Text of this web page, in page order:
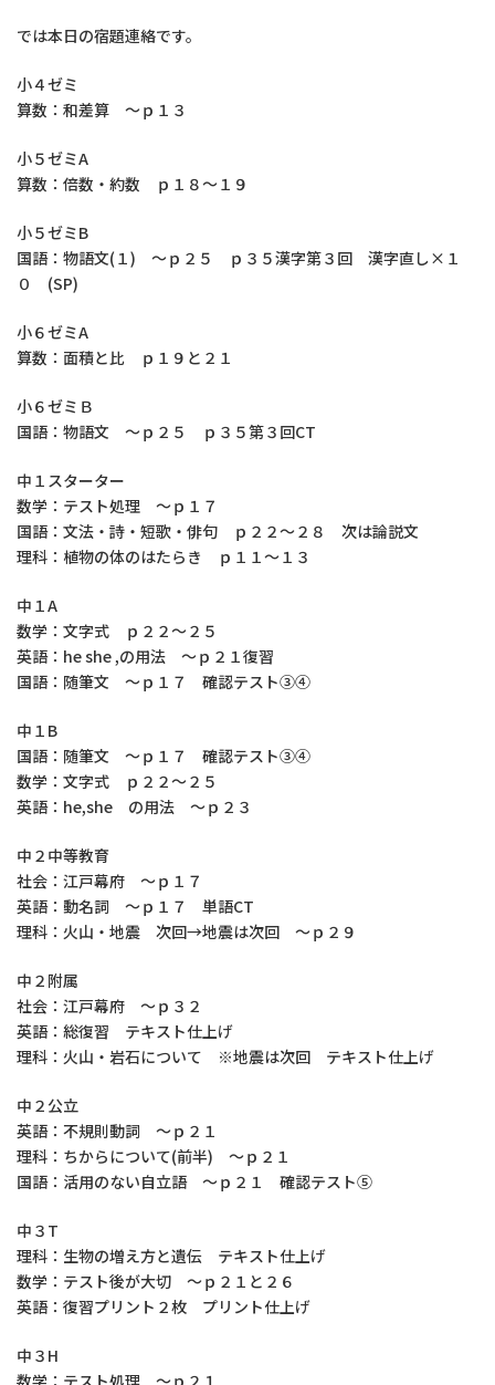
では本日の宿題連絡です。
小４ゼミ
算数：和差算 ～ｐ１３
小５ゼミA
算数：倍数・約数 ｐ１８～１９
小５ゼミB
国語：物語文(１) ～ｐ２５ ｐ３５漢字第３回 漢字直し×１
０ (SP)
小６ゼミA
算数：面積と比 ｐ１９と２１
小６ゼミＢ
国語：物語文 ～ｐ２５ ｐ３５第３回CT
中１スターター
数学：テスト処理 ～ｐ１７
国語：文法・詩・短歌・俳句 ｐ２２～２８ 次は論説文
理科：植物の体のはたらき ｐ１１～１３
中１A
数学：文字式 ｐ２２～２５
英語：he she ,の用法 ～ｐ２１復習
国語：随筆文 ～ｐ１７ 確認テスト③④
中１B
国語：随筆文 ～ｐ１７ 確認テスト③④
数学：文字式 ｐ２２～２５
英語：he,she の用法 ～ｐ２３
中２中等教育
社会：江戸幕府 ～ｐ１７
英語：動名詞 ～ｐ１７ 単語CT
理科：火山・地震 次回→地震は次回 ～ｐ２９
中２附属
社会：江戸幕府 ～ｐ３２
英語：総復習 テキスト仕上げ
理科：火山・岩石について ※地震は次回 テキスト仕上げ
中２公立
英語：不規則動詞 ～ｐ２１
理科：ちからについて(前半) ～ｐ２１
国語：活用のない自立語 ～ｐ２１ 確認テスト⑤
中３T
理科：生物の増え方と遺伝 テキスト仕上げ
数学：テスト後が大切 ～ｐ２１と２６
英語：復習プリント２枚 プリント仕上げ
中３H
数学：テスト処理 ～ｐ２１